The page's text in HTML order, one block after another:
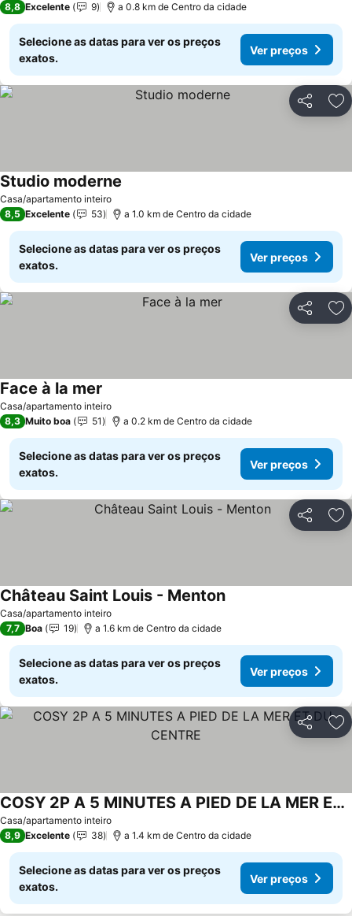
8,8 Excelente 9 a 0.8 km de Centro da cidade
Selecione as datas para ver os preços
exatos.
Ver preços
Partilhar
Casa/apartamento inteiro
Studio moderne
8,5 Excelente 53 a 1.0 km de Centro da cidade
Selecione as datas para ver os preços
exatos.
Ver preços
Partilhar
Casa/apartamento inteiro
Face à la mer
8,3 Muito boa 51 a 0.2 km de Centro da cidade
Selecione as datas para ver os preços
exatos.
Ver preços
Partilhar
Casa/apartamento inteiro
Château Saint Louis - Menton
7,7 Boa 19 a 1.6 km de Centro da cidade
Selecione as datas para ver os preços
exatos.
Ver preços
Partilhar
Casa/apartamento inteiro
COSY 2P A 5 MINUTES A PIED DE LA MER ET DU CENTRE
8,9 Excelente 38 a 1.4 km de Centro da cidade
Selecione as datas para ver os preços
exatos.
Ver preços